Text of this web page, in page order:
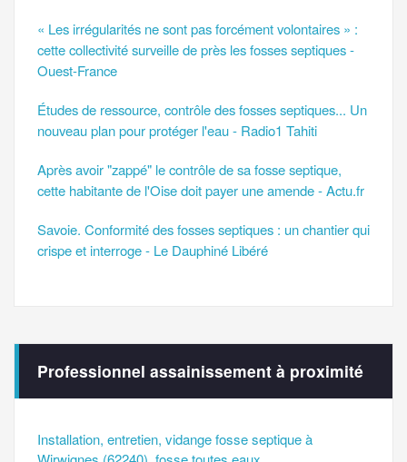
« Les irrégularités ne sont pas forcément volontaires » :
cette collectivité surveille de près les fosses septiques -
Ouest-France
Études de ressource, contrôle des fosses septiques... Un
nouveau plan pour protéger l'eau - Radio1 Tahiti
Après avoir "zappé" le contrôle de sa fosse septique,
cette habitante de l'Oise doit payer une amende - Actu.fr
Savoie. Conformité des fosses septiques : un chantier qui
crispe et interroge - Le Dauphiné Libéré
Professionnel assainissement à proximité
Installation, entretien, vidange fosse septique à